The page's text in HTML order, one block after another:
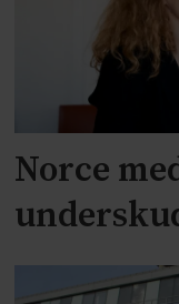
Norce